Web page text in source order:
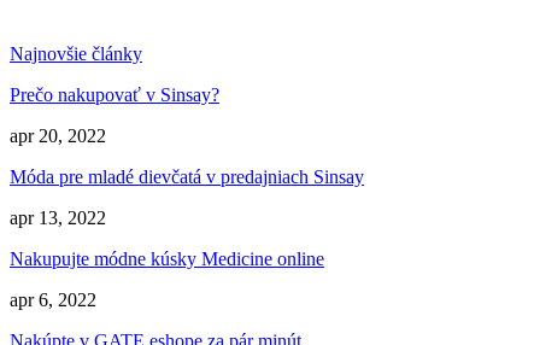
Najnovšie články
Prečo nakupovať v Sinsay?
apr 20, 2022
Móda pre mladé dievčatá v predajniach Sinsay
apr 13, 2022
Nakupujte módne kúsky Medicine online
apr 6, 2022